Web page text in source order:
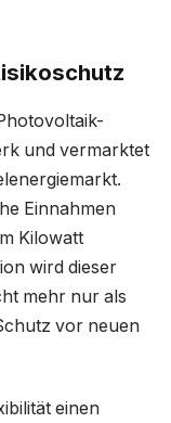
und vermarktet
Einnahmen
Kilowatt
wird dieser
mehr nur als
vor neuen
einen